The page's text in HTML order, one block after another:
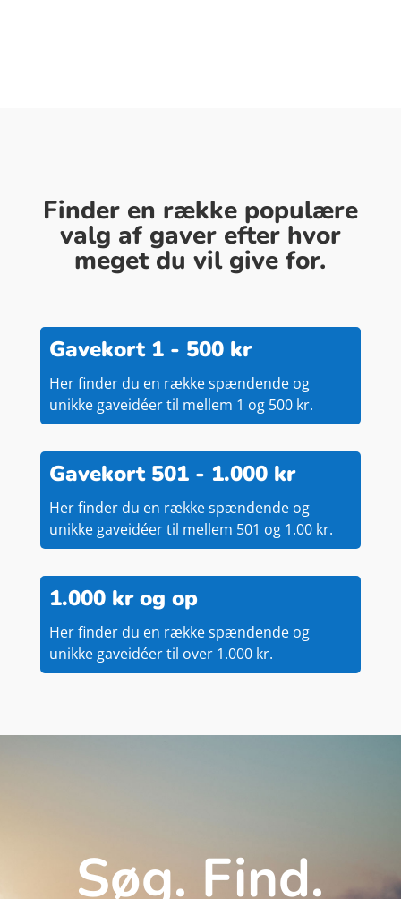
Finder en række populære
valg af gaver efter hvor
meget du vil give for.
Gavekort 1 - 500 kr
Her finder du en række spændende og
unikke gaveidéer til mellem 1 og 500 kr.
Gavekort 501 - 1.000 kr
Her finder du en række spændende og
unikke gaveidéer til mellem 501 og 1.00 kr.
1.000 kr og op
Her finder du en række spændende og
unikke gaveidéer til over 1.000 kr.
Søg. Find.